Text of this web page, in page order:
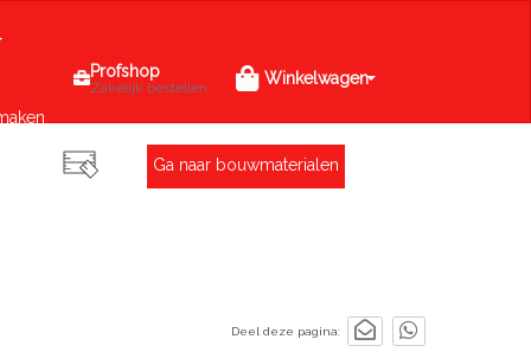
Profshop
Zakelijk bestellen Winkelwagen
Ga naar bouwmaterialen
Deel deze pagina: